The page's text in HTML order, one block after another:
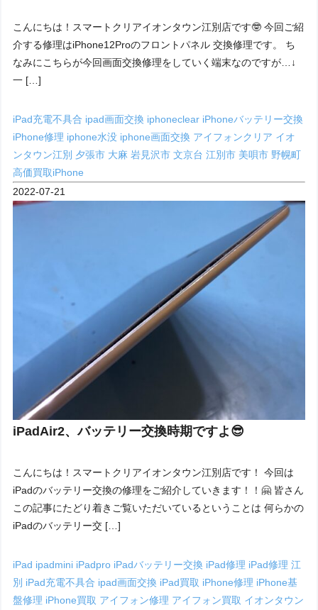
こんにちは！スマートクリアイオンタウン江別店です🤓 今回ご紹
介する修理はiPhone12Proのフロントパネル 交換修理です。 ち
なみにこちらが今回画面交換修理をしていく端末なのですが…↓
一 […]
iPad充電不具合 ipad画面交換 iphoneclear iPhoneバッテリー交換
iPhone修理 iphone水没 iphone画面交換 アイフォンクリア イオ
ンタウン江別 夕張市 大麻岩見沢市文京台江別市 美唄市 野幌町
高価買取iPhone
2022-07-21
iPadAir2、バッテリー交換時期ですよ😎
こんにちは！スマートクリアイオンタウン江別店です！ 今回は
iPadのバッテリー交換の修理をご紹介していきます！！🤗 皆さん
この記事にたどり着きご覧いただいているということは 何らかの
iPadのバッテリー交 […]
iPad ipadmini iPadpro iPadバッテリー交換 iPad修理 iPad修理 江
別 iPad充電不具合 ipad画面交換 iPad買取 iPhone修理 iPhone基
盤修理 iPhone買取 アイフォン修理 アイフォン買取 イオンタウン